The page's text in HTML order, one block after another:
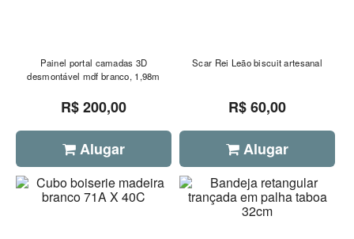
Painel portal camadas 3D
desmontável mdf branco, 1,98m
R$ 200,00
Alugar
Scar Rei Leão biscuit artesanal
R$ 60,00
Alugar